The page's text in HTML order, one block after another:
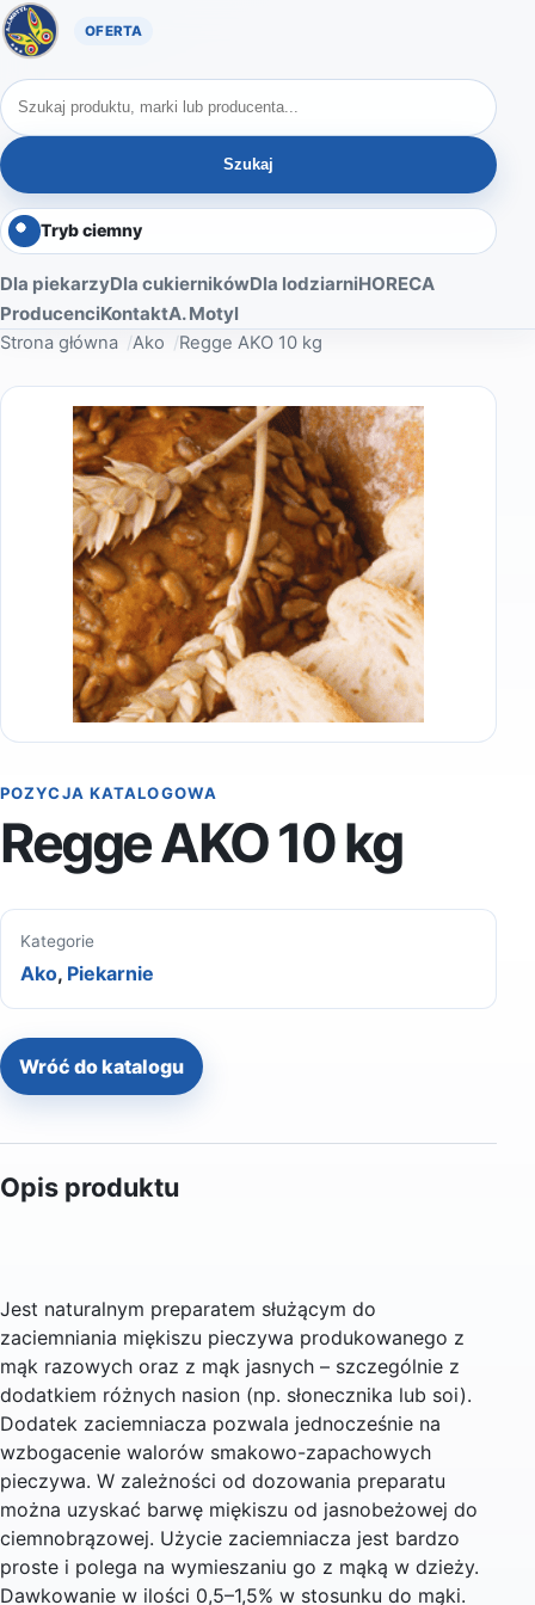
Oferta A. Motyl
Szukaj produktów
Szukaj
Tryb ciemny
Dla piekarzyDla cukiernikówDla lodziarniHORECA
ProducenciKontaktA. Motyl
Strona główna Ako Regge AKO 10 kg
POZYCJA KATALOGOWA
Regge AKO 10 kg
Kategorie
Ako, Piekarnie
Wróć do katalogu
Opis produktu
Jest naturalnym preparatem służącym do
zaciemniania miękiszu pieczywa produkowanego z
mąk razowych oraz z mąk jasnych – szczególnie z
dodatkiem różnych nasion (np. słonecznika lub soi).
Dodatek zaciemniacza pozwala jednocześnie na
wzbogacenie walorów smakowo-zapachowych
pieczywa. W zależności od dozowania preparatu
można uzyskać barwę miękiszu od jasnobeżowej do
ciemnobrązowej. Użycie zaciemniacza jest bardzo
proste i polega na wymieszaniu go z mąką w dzieży.
Dawkowanie w ilości 0,5–1,5% w stosunku do mąki.